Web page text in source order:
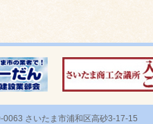
さいたま市浦和区高砂3-17-15